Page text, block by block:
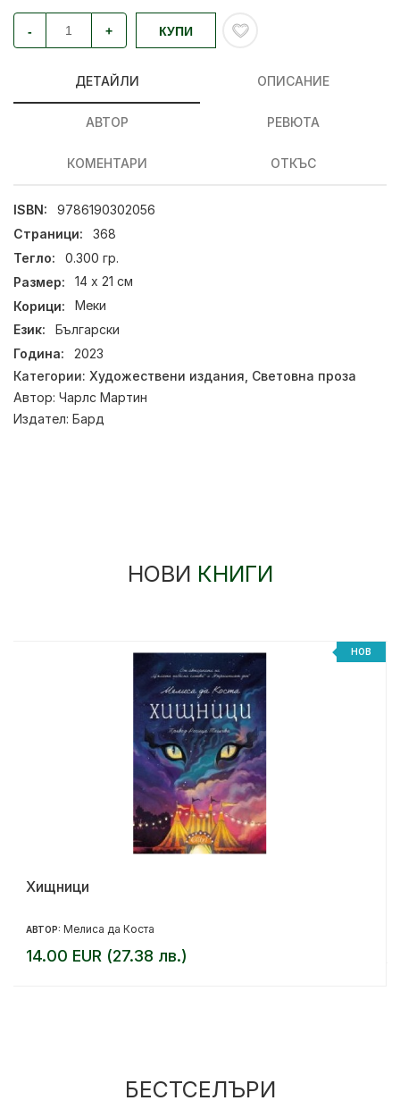
- + КУПИ
ДЕТАЙЛИ ОПИСАНИЕ
АВТОР РЕВЮТА
КОМЕНТАРИ ОТКЪС
ISBN:
9786190302056
Страници:
368
Тегло:
0.300 гр.
Размер:
14 х 21 см
Корици:
Меки
Език:
Български
Година:
2023
Категории: Художествени издания, Световна проза
Автор: Чарлс Мартин
Издател: Бард
НОВИ КНИГИ
НОВ
Хищници
АВТОР: Мелиса да Коста
14.00 EUR (27.38 лв.)
БЕСТСЕЛЪРИ